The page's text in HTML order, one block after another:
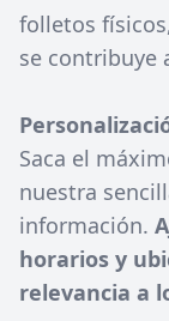
folletos
se contribuye
Saca el
nuestra
información.
horarios y
relevancia a